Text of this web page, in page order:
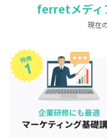
ferretメディ
現在